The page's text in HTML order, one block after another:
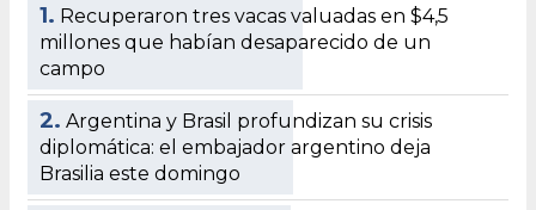
1. Recuperaron tres vacas valuadas en $4,5
millones que habían desaparecido de un
campo
2. Argentina y Brasil profundizan su crisis
diplomática: el embajador argentino deja
Brasilia este domingo